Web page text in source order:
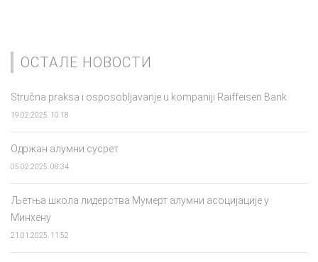
ОСТАЛЕ НОВОСТИ
Stručna praksa i osposobljavanje u kompaniji Raiffeisen Bank
19.02.2025. 10:18
Одржан алумни сусрет
05.02.2025. 08:34
Љетња школа лидерства Мумерт алумни асоцијације у
Минхену
21.01.2025. 11:52